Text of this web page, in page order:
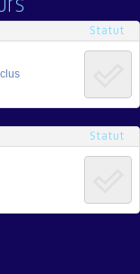
Statut
Statut